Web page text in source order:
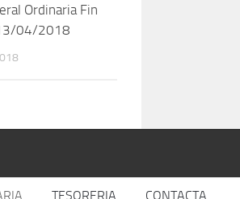
Ordinaria Fin
04/2018
TESORERIA CONTACTA